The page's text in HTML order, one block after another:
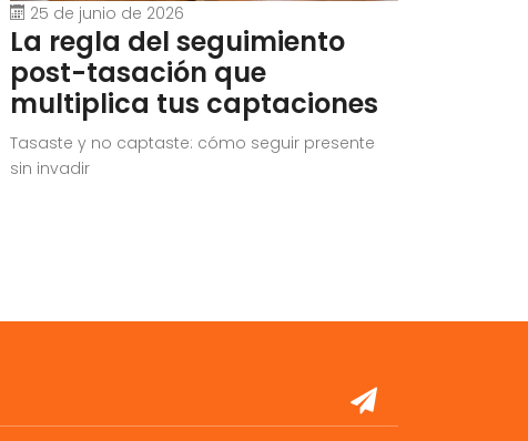
25 de junio de 2026
La regla del seguimiento
post-tasación que
multiplica tus captaciones
Tasaste y no captaste: cómo seguir presente
sin invadir